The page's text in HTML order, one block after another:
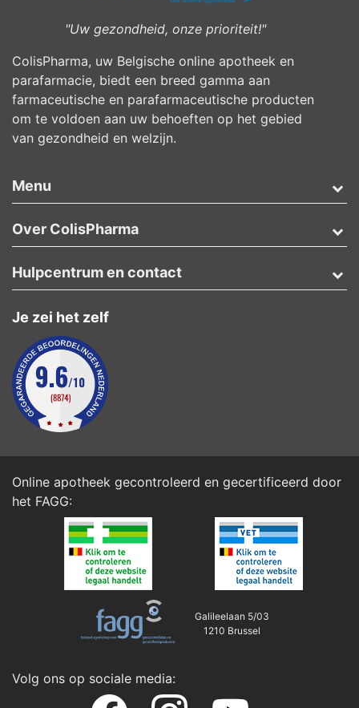
"Uw gezondheid, onze prioriteit!"
ColisPharma, uw Belgische online apotheek en
parafarmacie, biedt een breed gamma aan
farmaceutische en parafarmaceutische producten
om te voldoen aan uw behoeften op het gebied
van gezondheid en welzijn.
Menu
Over ColisPharma
Je zei het zelf
Hulpcentrum en contact
Online apotheek gecontroleerd en gecertificeerd door
het FAGG:
Galileelaan 5/03
1210 Brussel
Volg ons op sociale media: